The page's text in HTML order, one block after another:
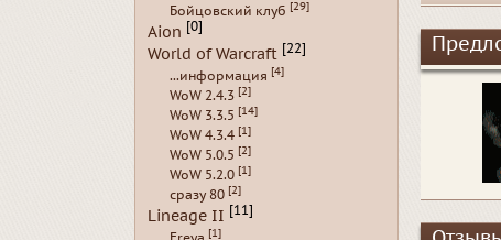
Бойцовский клуб [29]
Aion [0]
World of Warcraft [22]
...информация [4]
WoW 2.4.3 [2]
WoW 3.3.5 [14]
WoW 4.3.4 [1]
WoW 5.0.5 [2]
WoW 5.2.0 [1]
сразу 80 [2]
Lineage II [11]
[1]